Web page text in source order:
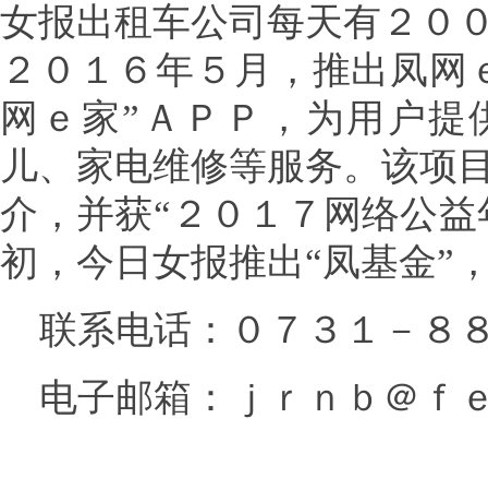
女报出租车公司每天有２０
２０１６年５月，推出凤
网ｅ家”ＡＰＰ，为用户
儿、家电维修等服务。该项
介，并获“２０１７网络公
初，今日女报推出“凤基金”
联系电话：０７３１－８
电子邮箱：ｊｒｎｂ＠ｆ